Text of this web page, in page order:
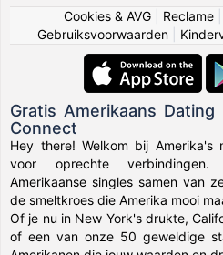
Cookies & AVG
Reclame
Gebruiksvoorwaarden
Gratis Amerikaans
Connect
Hey there! Welkom bij Amerika's
voor oprechte verbindingen.
Amerikaanse singles samen van
de smeltkroes die Amerika mooi
Of je nu in New York's drukte,
of een van onze 50 geweldige